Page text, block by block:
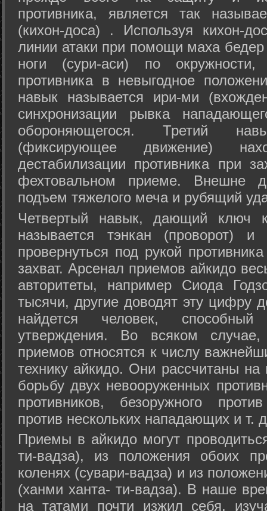
противника, является так
(кихон-доса) . Используя кихон-
линии атаки при помощи маха
ноги (сури-аси) по
противника в невыгодное
навык называется ири-ми
синхронизации рывка
обороняющегося. Третий
(фиксирующее движение)
дестабилизации противника при
фехтовальном приеме. Внешне
подъем тяжелого меча и рубящий
Четвертый навык, дающий ключ
называется тэнкан (проворот)
провернуться под рукой
захват. Арсенал приемов айкидо
авторитеты, например Сиода
тысячи, другие доводят эту цифру
найдется человек,
утверждения. Во всяком
приемов относятся к числу
технику айкидо. Они рассчитаны
борьбу двух невооруженных
противников, безоружного
против нескольких нападающих и т.
Приемы в айкидо могут
ти-вадза), из положения обоих
коленях (сувари-вадза) и из
(ханми ханта- ти-вадза). В наше
на татами почти изжил себя,